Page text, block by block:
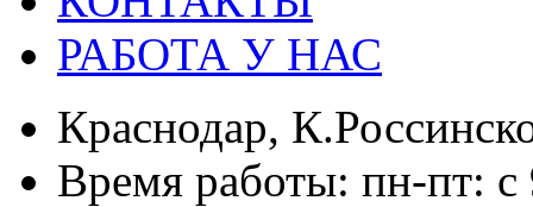
РАБОТА У НАС
Краснодар,
Время работы: пн-пт: